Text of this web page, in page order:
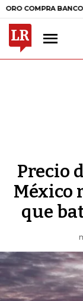
BANCO DE LA
Precio
México
que